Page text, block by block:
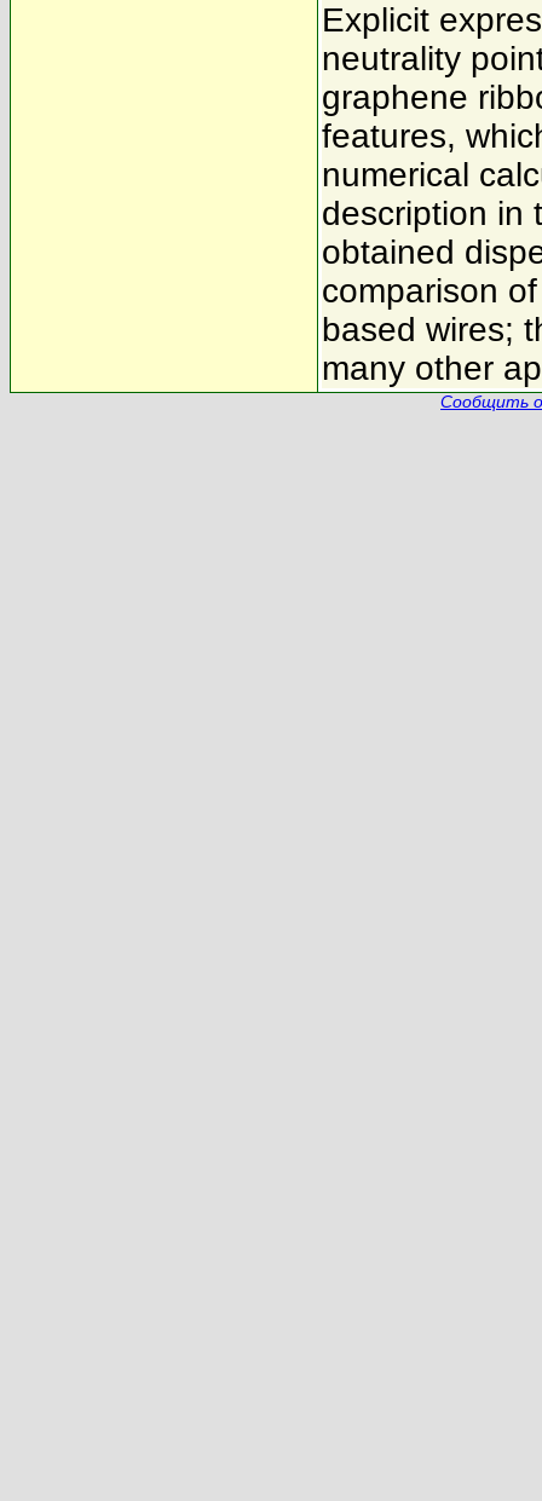
Explicit
neutrality
graphene
features,
numerical
description in
obtained
comparison
based wires;
many other
Сообщить о